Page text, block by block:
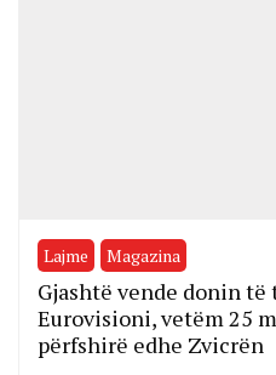
Lajme Magazina
Gjashtë vende donin
Eurovisioni, vetëm 25
përfshirë edhe Zvicrën